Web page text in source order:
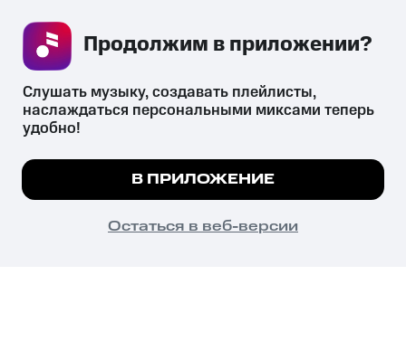
СКАЧАТЬ ПРИЛОЖЕНИЕ
психотропных веществ, их аналогов причиняет вред здоровью,
их незаконный оборот запрещён и влечёт установленную
законодательством ответственность.
© 2026 ООО «КИОН».
Все права защищены
Мы используем куки, чтобы на сайте все
Подробнее
ПОНЯТНО
Слушать музыку, создавать плейлисты,
наслаждаться персональными миксами теперь
удобно!
В ПРИЛОЖЕНИЕ
Остаться в веб-версии